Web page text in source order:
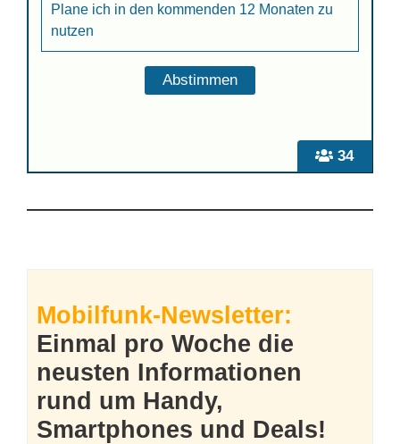
34
Plane ich in den kommenden 12 Monaten zu
nutzen
Mobilfunk-Newsletter:
Einmal pro Woche die
neusten Informationen
rund um Handy,
Smartphones und Deals!